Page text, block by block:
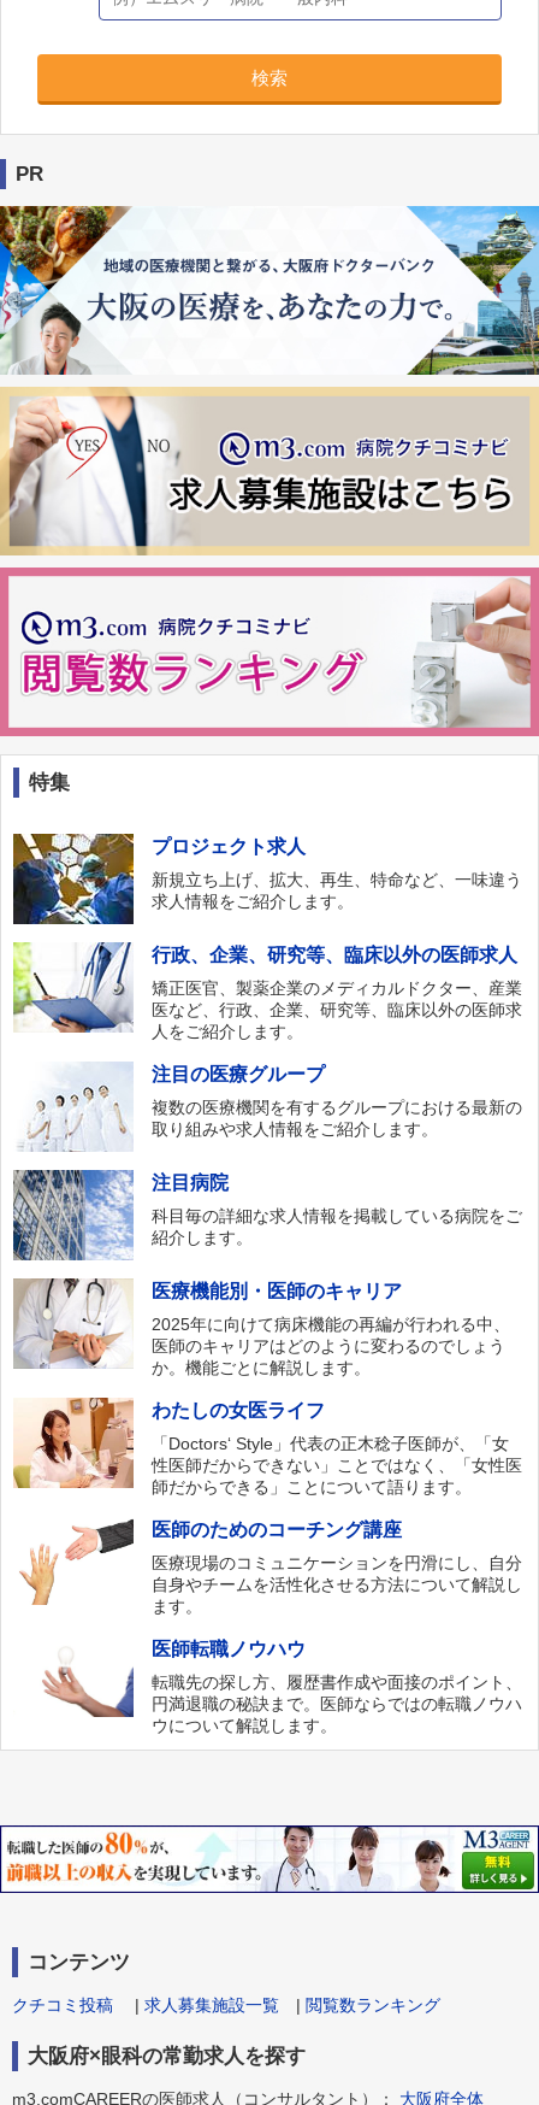
検索
PR
特集
プロジェクト求人
新規立ち上げ、拡大、再生、特命など、一味違う
求人情報をご紹介します。
行政、企業、研究等、臨床以外の医師求人
矯正医官、製薬企業のメディカルドクター、産業
医など、行政、企業、研究等、臨床以外の医師求
人をご紹介します。
注目の医療グループ
複数の医療機関を有するグループにおける最新の
取り組みや求人情報をご紹介します。
注目病院
科目毎の詳細な求人情報を掲載している病院をご
紹介します。
医療機能別・医師のキャリア
2025年に向けて病床機能の再編が行われる中、
医師のキャリアはどのように変わるのでしょう
か。機能ごとに解説します。
わたしの女医ライフ
「Doctors‘ Style」代表の正木稔子医師が、「女
性医師だからできない」ことではなく、「女性医
師だからできる」ことについて語ります。
医師のためのコーチング講座
医療現場のコミュニケーションを円滑にし、自分
自身やチームを活性化させる方法について解説し
ます。
医師転職ノウハウ
転職先の探し方、履歴書作成や面接のポイント、
円満退職の秘訣まで。医師ならではの転職ノウハ
ウについて解説します。
コンテンツ
クチコミ投稿 | 求人募集施設一覧 | 閲覧数ランキング
大阪府×眼科の常勤求人を探す
m3.comCAREERの医師求人（コンサルタント）： 大阪府全体